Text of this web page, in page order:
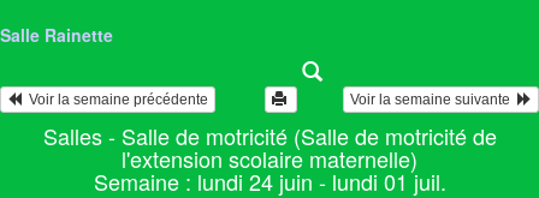
Salle Rainette
  Voir la semaine précédente
Voir la semaine suivante
Salles - Salle de motricité (Salle de motricité de
l'extension scolaire maternelle)
Semaine : lundi 24 juin - lundi 01 juil.